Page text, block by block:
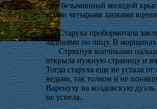
еще безымянный молодой
всеми четырьмя лапками
Старуха пробормотала
ладонями по лицу. В
Стряхнув кончиками
открыла нужную страницу и
Тогда старуха еще не устала
ведьма, так толком и не
Варенуху на колдовскую
не успела.